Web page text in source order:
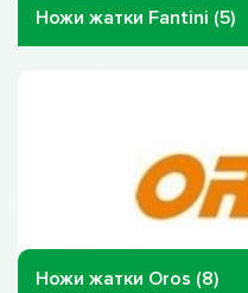
Ножи жатки Fantini (5)
Ножи жатки Oros (8)